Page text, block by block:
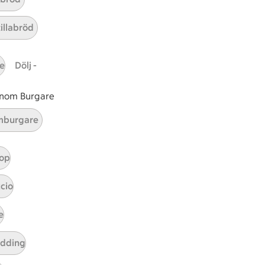
Dölj -
Burgare
tillaga
har Medel svårighetsgrad
kommentarer